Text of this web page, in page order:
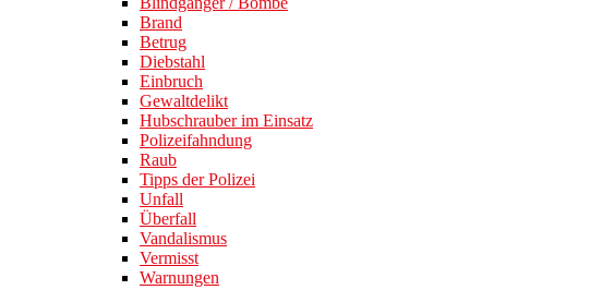
Brand
Betrug
Diebstahl
Einbruch
Gewaltdelikt
Hubschrauber im Einsatz
Polizeifahndung
Raub
Tipps der Polizei
Unfall
Überfall
Vandalismus
Vermisst
Warnungen